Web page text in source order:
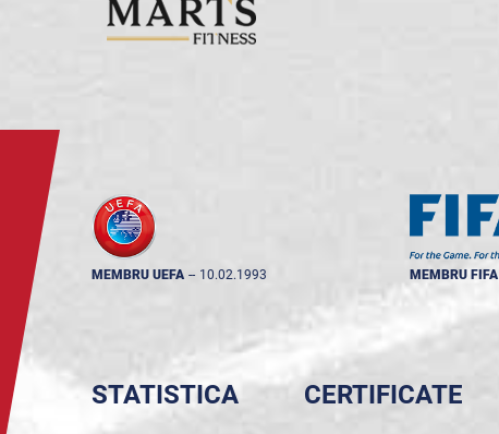
MEMBRU UEFA -- 10.02.1993 MEMBRU FIFA
STATISTICA CERTIFICATE